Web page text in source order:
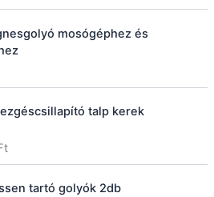
u
e
p
i
c
mosógéphez és
talp kerek
C
u
tartó golyók 2db